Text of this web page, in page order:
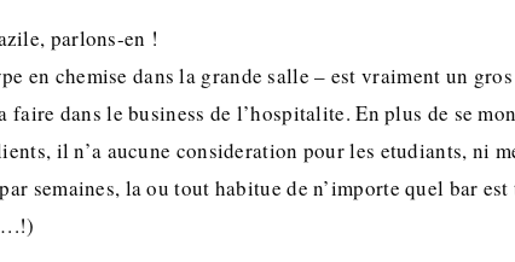
parlons-en !
en chemise dans la grande salle – est vraiment un
faire dans le business de l’hospitalite. En plus de se
il n’a aucune consideration pour les etudiants, ni
semaines, la ou tout habitue de n’importe quel bar est